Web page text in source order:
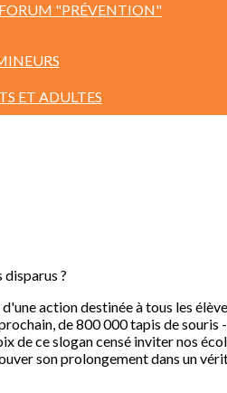
"PRÉVENTION"
ET ADULTES
?
action destinée à tous les
de 800 000 tapis de souris
de ce slogan censé inviter nos
son prolongement dans un